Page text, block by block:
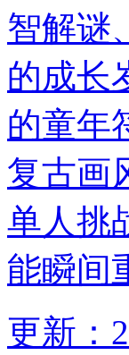
智解谜
的成长
的童年
复古画
单人挑
能瞬间
更新：